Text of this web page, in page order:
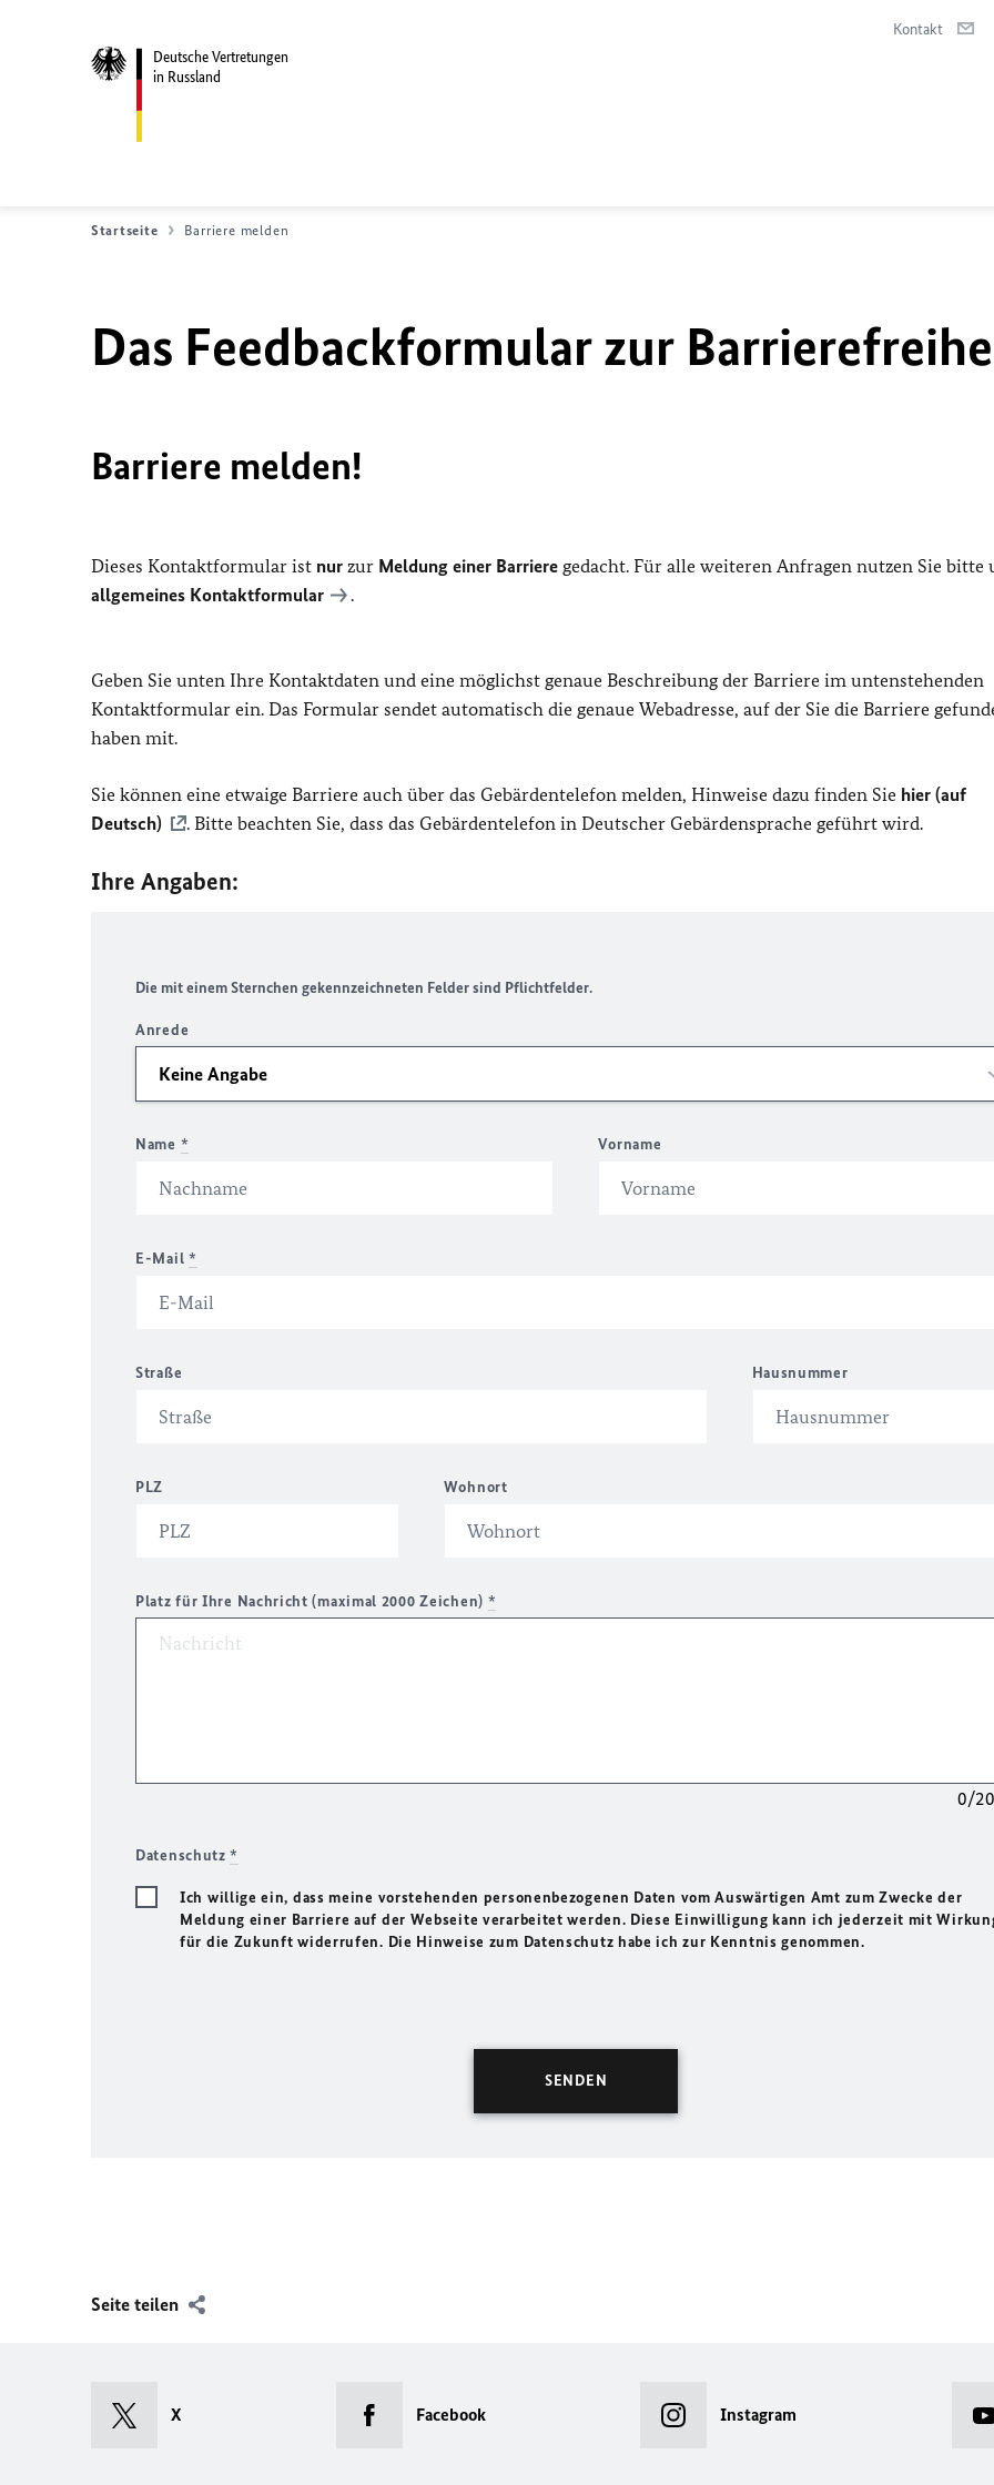
Deutsche Vertretungen
in Russland
Kontakt
Startseite Barriere melden
Das Feedbackformular zur
Barriere melden!
Dieses Kontaktformular ist nur zur Meldung einer Barriere gedacht. Für alle weiteren Anfragen nutzen Sie bitte
allgemeines Kontaktformular
.
Geben Sie unten Ihre Kontaktdaten und eine möglichst genaue Beschreibung der Barriere im untenstehenden
Kontaktformular ein. Das Formular sendet automatisch die genaue Webadresse, auf der Sie die Barriere
haben mit.
Sie können eine etwaige Barriere auch über das Gebärdentelefon melden, Hinweise dazu finden Sie hier (auf
Deutsch)
. Bitte beachten Sie, dass das Gebärdentelefon in Deutscher Gebärdensprache geführt wird.
Ihre Angaben:
Die mit einem Sternchen gekennzeichneten Felder sind Pflichtfelder.
Anrede
Name * Vorname
E-Mail *
Straße Hausnummer
PLZ Wohnort
Platz für Ihre Nachricht (maximal 2000 Zeichen) *
0/
Datenschutz*
Ich willige ein, dass meine vorstehenden personenbezogenen Daten vom Auswärtigen Amt zum Zwecke der
Meldung einer Barriere auf der Webseite verarbeitet werden. Diese Einwilligung kann ich jederzeit mit
für die Zukunft widerrufen. Die Hinweise zum Datenschutz habe ich zur Kenntnis genommen.
Seite teilen
X Facebook Instagram